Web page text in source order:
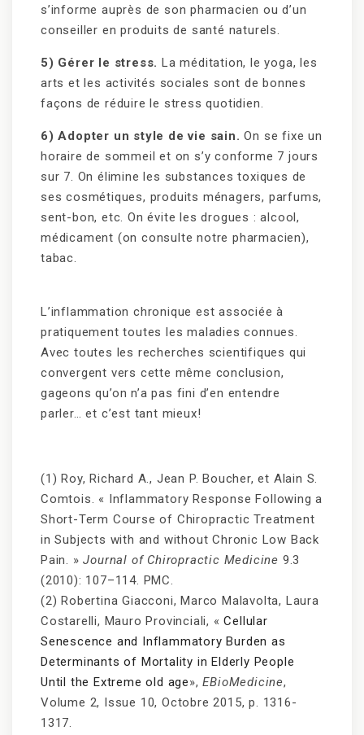
s’informe auprès de son pharmacien ou d’un
conseiller en produits de santé naturels.
5) Gérer le stress. La méditation, le yoga, les
arts et les activités sociales sont de bonnes
façons de réduire le stress quotidien.
6) Adopter un style de vie sain.On se fixe un
horaire de sommeil et on s’y conforme 7 jours
sur 7. On élimine les substances toxiques de
ses cosmétiques, produits ménagers, parfums,
sent-bon, etc. On évite les drogues : alcool,
médicament (on consulte notre pharmacien),
tabac.
L’inflammation chronique est associée à
pratiquement toutes les maladies connues.
Avec toutes les recherches scientifiques qui
convergent vers cette même conclusion,
gageons qu’on n’a pas fini d’en entendre
parler… et c’est tant mieux!
(1) Roy, Richard A., Jean P. Boucher, et Alain S.
Comtois. « Inflammatory Response Following a
Short-Term Course of Chiropractic Treatment
in Subjects with and without Chronic Low Back
Pain. »Journal of Chiropractic Medicine 9.3
(2010): 107–114. PMC.
(2) Robertina Giacconi, Marco Malavolta, Laura
Costarelli, Mauro Provinciali, «Cellular
Senescence and Inflammatory Burden as
Determinants of Mortality in Elderly People
Until the Extreme old age»,EBioMedicine,
Volume 2, Issue 10, Octobre 2015, p. 1316-
1317.